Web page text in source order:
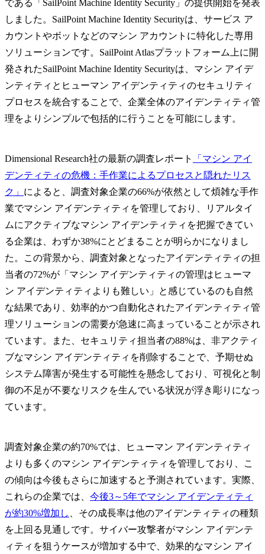
である「SailPoint Machine Identity Security」の提供開始を発表
しました。SailPoint Machine Identity Securityは、サービス ア
カウントやボットなどのマシン アカウントに特化した専用
ソリューションです。SailPoint Atlasプラットフォーム上に開
発されたSailPoint Machine Identity Securityは、マシン アイデ
ンティティとヒューマン アイデンティティのセキュリティ
プロセスを統合することで、企業全体のアイデンティティ管
理をよりシンプルで包括的に行うことを可能にします。
Dimensional Research社の最新の調査レポート
「マシン アイ
デンティティの危機：手作業によるプロセスと隠れたリス
ク」 によると、調査対象企業の66%が依然として煩雑な手作
業でマシン アイデンティティを管理しており、リアルタイ
ムにアクティブなマシン アイデンティティを把握できてい
る企業は、わずか38%にとどまることが明らかになりまし
た。この背景から、調査対象となったアイデンティティの担
当者の72%が「マシン アイデンティティの管理はヒューマ
ン アイデンティティよりも難しい」と感じているのも自然
な結果であり、効率的かつ自動化されたアイデンティティ管
理ソリューションの需要が急速に高まっていることが示され
ています。また、セキュリティ担当者の88%は、非アクティ
ブなマシン アイデンティティを削除することで、予期せぬ
システム障害が発生する可能性を懸念しており、可視化と制
御の不足が不要なリスクを生んでいる状況が浮き彫りになっ
ています。
調査対象企業の約70%では、ヒューマン アイデンティティ
よりも多くのマシン アイデンティティを管理しており、こ
の傾向は今後もさらに加速すると予測されています。実際、
これらの企業では、 今後3～5年でマシン アイデンティティ
が約30%増加し
、その成長率は他のアイデンティティの種類
を上回る見通しです。サイバー攻撃者がマシン アイデンテ
ィティを狙うケースが増加する中で、効果的なマシン アイ